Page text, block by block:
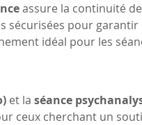
assure la continuité
sécurisées pour
idéal pour les
et la séance
ceux cherchant un